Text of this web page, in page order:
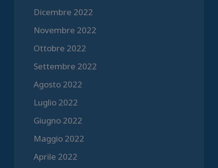
Dicembre 2022
Novembre 2022
Ottobre 2022
Settembre 2022
Agosto 2022
Luglio 2022
Giugno 2022
Maggio 2022
Aprile 2022